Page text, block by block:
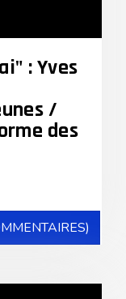
: Yves
/
des